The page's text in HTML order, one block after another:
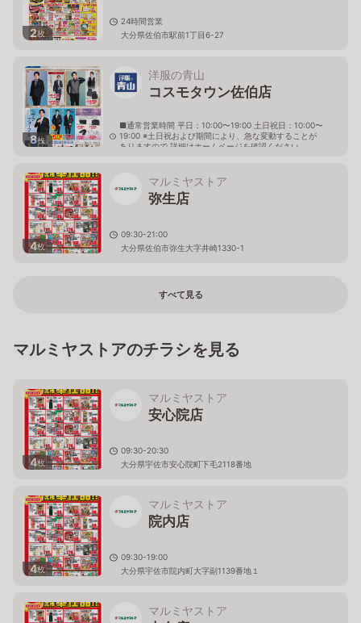
2枚
24時間営業
大分県佐伯市駅前1丁目6-27
8枚
洋服の青山
コスモタウン佐伯店
■通常営業時間 平日：10:00〜19:00 土日祝日：10:00〜
19:00 ※土日祝および期間により、急な変動することが
ありますので 詳細はホームページを確認ください
4枚
マルミヤストア
弥生店
09:30-21:00
大分県佐伯市弥生大字井崎1330-1
すべて見る
マルミヤストアのチラシを見る
4枚
マルミヤストア
安心院店
09:30-20:30
大分県宇佐市安心院町下毛2118番地
4枚
マルミヤストア
院内店
09:30-19:00
大分県宇佐市院内町大字副1139番地１
マルミヤストア